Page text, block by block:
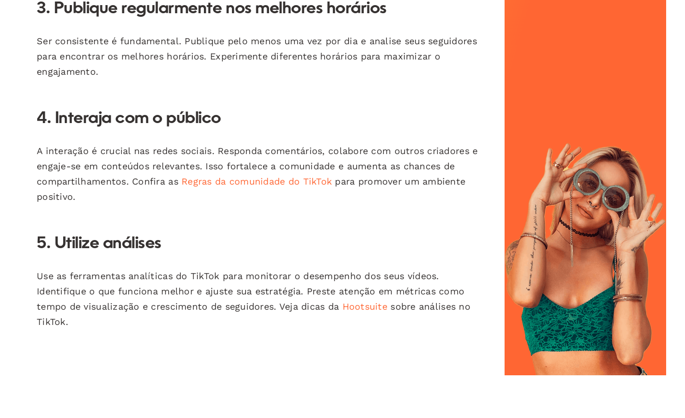
3. Publique regularmente nos melhores horários
Ser consistente é fundamental. Publique pelo menos uma vez por dia e analise seus seguidores
para encontrar os melhores horários. Experimente diferentes horários para maximizar o
engajamento.
4. Interaja com o público
A interação é crucial nas redes sociais. Responda comentários, colabore com outros criadores e
engaje-se em conteúdos relevantes. Isso fortalece a comunidade e aumenta as chances de
compartilhamentos. Confira as Regras da comunidade do TikTok para promover um ambiente
positivo.
5. Utilize análises
Use as ferramentas analíticas do TikTok para monitorar o desempenho dos seus vídeos.
Identifique o que funciona melhor e ajuste sua estratégia. Preste atenção em métricas como
tempo de visualização e crescimento de seguidores. Veja dicas da Hootsuite sobre análises no
TikTok.